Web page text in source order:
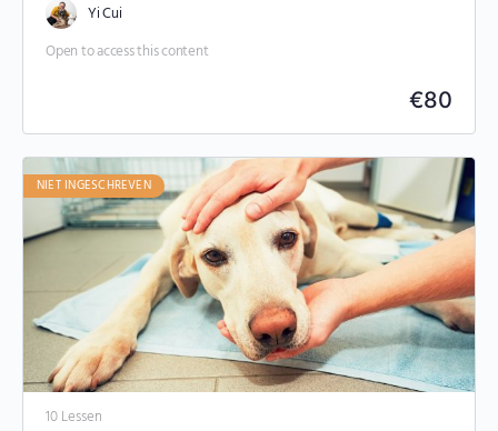
Yi Cui
Open to access this content
€80
NIET INGESCHREVEN
10 Lessen